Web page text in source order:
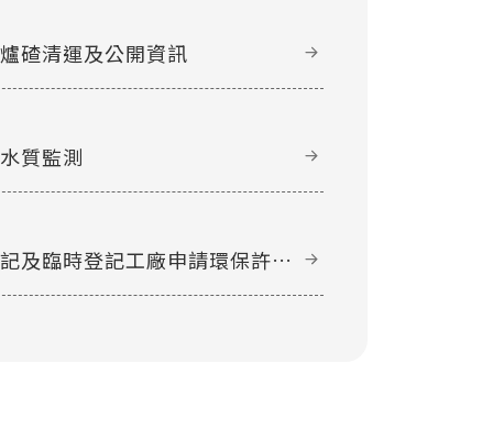
碴清運及公開資訊
質監測
及臨時登記工廠申請環保許可